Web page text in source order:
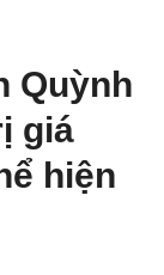
Quỳnh
giá
hiện